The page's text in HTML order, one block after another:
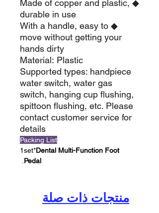
◆ Made of copper and plastic,
durable in use
◆ With a handle, easy to
move without getting your
hands dirty
Material: Plastic
Supported types: handpiece
water switch, water gas
switch, hanging cup flushing,
spittoon flushing, etc. Please
contact customer service for
details
Packing List
1set*Dental Multi-Function Foot
Pedal
منتجات ذات صلة